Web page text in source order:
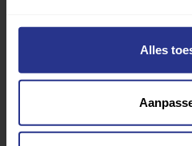
Alles